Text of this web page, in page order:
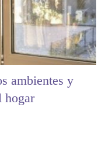
ambientes y
hogar